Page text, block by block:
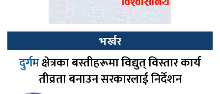
भर्खर
दुर्गमक्षेत्रका बस्तीहरूमा विद्युत् विस्तार कार्य
तीव्रता बनाउन सरकारलाई निर्देशन